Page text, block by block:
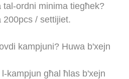
tal-ordni minima tiegħek?
200pcs / settijiet.
kampjuni? Huwa b'xejn
kampjun għal ħlas b'xejn